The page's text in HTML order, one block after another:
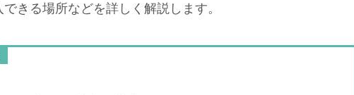
きる場所などを詳しく解説します。